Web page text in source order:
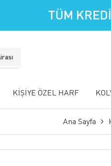
TÜM
KİŞİYE ÖZEL HARF
Ana Sayfa